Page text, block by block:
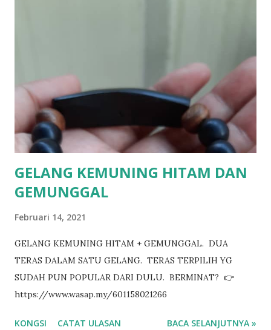
GELANG KEMUNING HITAM DAN
GEMUNGGAL
Februari 14, 2021
GELANG KEMUNING HITAM + GEMUNGGAL. DUA
TERAS DALAM SATU GELANG. TERAS TERPILIH YG
SUDAH PUN POPULAR DARI DULU. BERMINAT? 👉
https://www.wasap.my/601158021266
KONGSI CATAT ULASAN BACA SELANJUTNYA »